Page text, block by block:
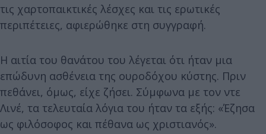
τις χαρτοπαικτικές λέσχες και τις ερωτικές
περιπέτειες, αφιερώθηκε στη συγγραφή.
Η αιτία του θανάτου του λέγεται ότι ήταν μια
επώδυνη ασθένεια της ουροδόχου κύστης. Πριν
πεθάνει, όμως, είχε ζήσει. Σύμφωνα με τον ντε
Λινέ, τα τελευταία λόγια του ήταν τα εξής: «Έζησα
ως φιλόσοφος και πέθανα ως χριστιανός».